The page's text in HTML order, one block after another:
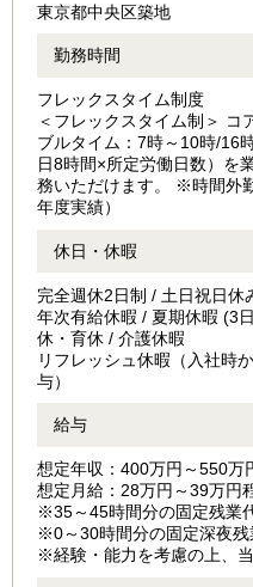
東京都中央区築地
勤務時間
フレックスタイム制度
＜フレックスタイム制＞ コ
ブルタイム：7時～10時/16
日8時間×所定労働日数）を
務いただけます。 ※時間外
年度実績）
休日・休暇
完全週休2日制 / 土日祝日休
年次有給休暇 / 夏期休暇 (3
休・育休 / 介護休暇
リフレッシュ休暇（入社時
与）
給与
想定年収：400万円～550万
想定月給：28万円～39万円
※35～45時間分の固定残業
※0～30時間分の固定深夜残
※経験・能力を考慮の上、